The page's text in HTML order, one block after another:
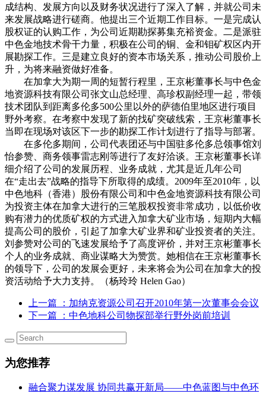
成结构、发展方向以及财务状况进行了深入了解，并就公司未
来发展战略进行磋商。他提出三个近期工作目标。一是完成认
股权证的认购工作，为公司近期勘探募集充裕资金。二是派驻
中色金地技术骨干力量，积极在公司的铜、金和钼矿权区内开
展勘探工作。三是建立良好的资本市场关系，推动公司股价上
升，为将来融资做好准备。
在加拿大为期一周的短暂行程里，王京彬董事长与中色金
地资源科技有限公司张文山总经理、高珍权副经理一起，带领
技术团队到距离多伦多500公里以外的萨德伯里地区进行项目
野外考察。在考察中发现了新的找矿突破线索，王京彬董事长
当即在现场对该区下一步的勘探工作计划进行了指导与部署。
在多伦多期间，公司代表团还与中国驻多伦多总领事馆刘
怡参赞、商务领事雷志刚等进行了友好洽谈。王京彬董事长详
细介绍了公司的发展历程、业务成就，尤其是近几年公司
在“走出去”战略的指导下所取得的成绩。2009年至2010年，以
中色地科（香港）股份有限公司和中色金地资源科技有限公司
为投资主体在加拿大进行的三笔股权投资非常成功，以低价收
购有潜力的优质矿权的方式进入加拿大矿业市场，短期内大幅
提高公司的股价，引起了加拿大矿业界和矿业投资者的关注。
刘参赞对公司的飞速发展给予了高度评价，并对王京彬董事长
个人的业务成就、商业谋略大为赞赏。她相信在王京彬董事长
的领导下，公司的发展会更好，未来将会为公司在加拿大的投
资活动给予大力支持。（杨玲玲 Helen Gao）
上一篇
：加纳克资源公司召开2010年第一次董事会会议
下一篇
：中色地科公司物探部举行野外岗前培训
为您推荐
融合聚力谋发展 协同共赢开新局——中色蓝图与中色环